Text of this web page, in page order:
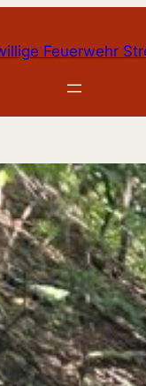
Feuerwehr